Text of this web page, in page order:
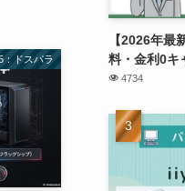
：ドスパラ
【2026年最
料・金利0キ
4734